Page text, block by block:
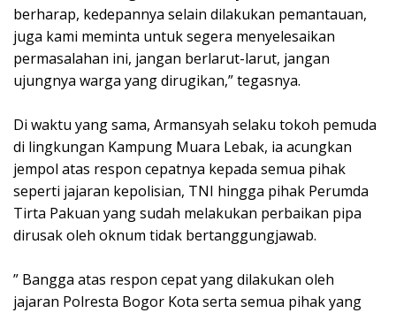
berharap, kedepannya selain dilakukan pemantauan,
juga kami meminta untuk segera menyelesaikan
permasalahan ini, jangan berlarut-larut, jangan
ujungnya warga yang dirugikan,” tegasnya.
Di waktu yang sama, Armansyah selaku tokoh pemuda
di lingkungan Kampung Muara Lebak, ia acungkan
jempol atas respon cepatnya kepada semua pihak
seperti jajaran kepolisian, TNI hingga pihak Perumda
Tirta Pakuan yang sudah melakukan perbaikan pipa
dirusak oleh oknum tidak bertanggungjawab.
” Bangga atas respon cepat yang dilakukan oleh
jajaran Polresta Bogor Kota serta semua pihak yang